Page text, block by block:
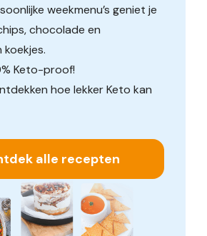
weekmenu’s geniet je
chocolade en
koekjes.
Keto-proof!
hoe lekker Keto kan
alle recepten